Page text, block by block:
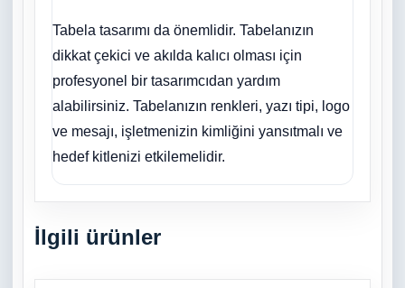
Tabela tasarımı da önemlidir. Tabelanızın
dikkat çekici ve akılda kalıcı olması için
profesyonel bir tasarımcıdan yardım
alabilirsiniz. Tabelanızın renkleri, yazı tipi, logo
ve mesajı, işletmenizin kimliğini yansıtmalı ve
hedef kitlenizi etkilemelidir.
İlgili ürünler